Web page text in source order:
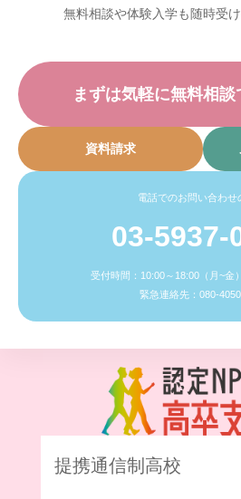
無料相談や体験入学も随時受
まずは気軽に無料相
資料請求
電話でのお問い合わせ
03-5937-
受付時間：10:00～18:00（月~
緊急連絡先：080-
提携通信制高校